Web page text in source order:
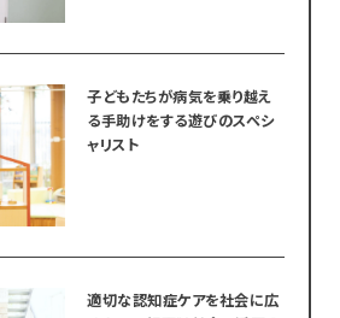
子どもたちが病気を乗り越え
る手助けをする遊びのスペシ
ャリスト
適切な認知症ケアを社会に広